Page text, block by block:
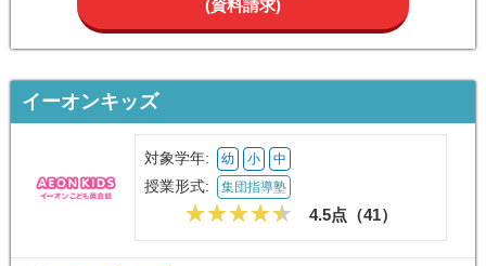
(資料請求)
イーオンキッズ
対象学年: 幼 小 中
授業形式: 集団指導塾
4.5点（41）